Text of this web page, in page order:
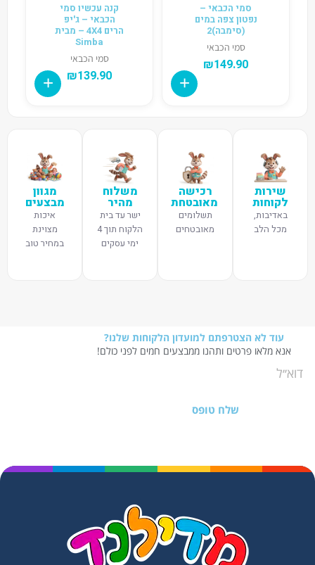
סמי הכבאי –
נפטון צפה במים
(סימבה)2
סמי הכבאי
₪149.90
קנה עכשיו סמי
הכבאי – ג'יפ
הרים 4X4 – מבית
Simba
סמי הכבאי
₪139.90
שירות
לקוחות
באדיבות,
מכל הלב
רכישה
מאובטחת
תשלומים
מאובטחים
משלוח
מהיר
ישר עד בית
הלקוח תוך 4
ימי עסקים
מגוון
מבצעים
איכות
מצוינת
במחיר טוב
עוד לא הצטרפתם למועדון הלקוחות שלנו?
אנא מלאו פרטים ותהנו ממבצעים חמים לפני כולם!
שלח טופס